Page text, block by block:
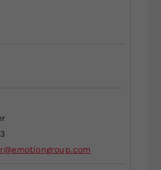
Wert speichert Ihre Consent-
Speicherung Ihrer